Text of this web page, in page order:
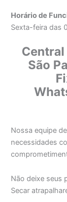
Horário de
Sexta-feira das
Central
São
Nossa equipe
necessidades
Não deixe seus
Secar